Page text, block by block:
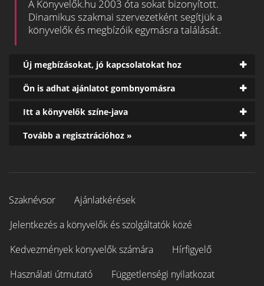
A Könyvelők.hu 2003 óta sokat bizonyított.
Dinamikus szakmai szervezetként segítjük a
könyvelők és megbízóik egymásra találását.
Új megbízásokat, jó kapcsolatokat hoz
Ön is adhat ajánlatot gombnyomásra
Itt a könyvelők színe-java
Tovább a regisztrációhoz »
Szaknévsor
Ajánlatkérések
Jelentkezés a könyvelők és szolgáltatók közé
Kedvezmények könyvelők számára
Hírfigyelő
Használati útmutató
Függetlenségi nyilatkozat